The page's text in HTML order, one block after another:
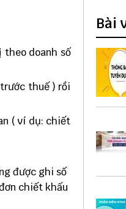
doanh số
thuế ) rồi
( ví dụ: chiết
được ghi số
chiết khấu
Bài